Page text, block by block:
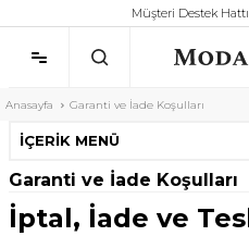
Müşteri Destek
Anasayfa Garanti ve İade Koşulları
İÇERIK MENÜ
Garanti ve İade Koşulları
İptal, İade ve